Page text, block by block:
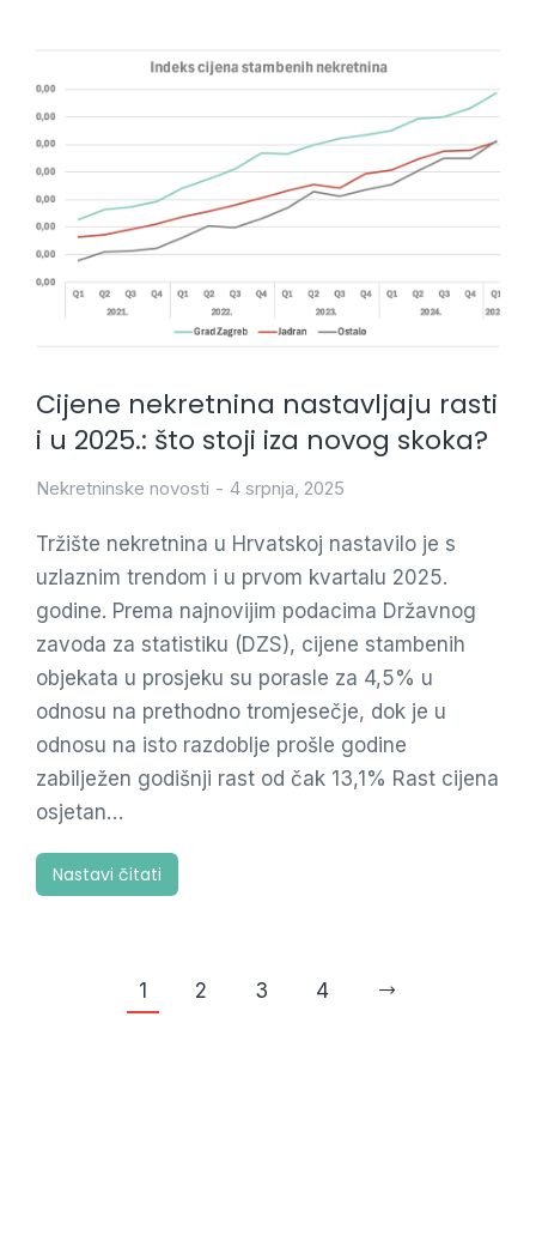
Cijene nekretnina nastavljaju rasti
i u 2025.: što stoji iza novog skoka?
Nekretninske novosti 4 srpnja, 2025
Tržište nekretnina u Hrvatskoj nastavilo je s
uzlaznim trendom i u prvom kvartalu 2025.
godine. Prema najnovijim podacima Državnog
zavoda za statistiku (DZS), cijene stambenih
objekata u prosjeku su porasle za 4,5% u
odnosu na prethodno tromjesečje, dok je u
odnosu na isto razdoblje prošle godine
zabilježen godišnji rast od čak 13,1% Rast cijena
osjetan…
Nastavi čitati
1 2 3 4